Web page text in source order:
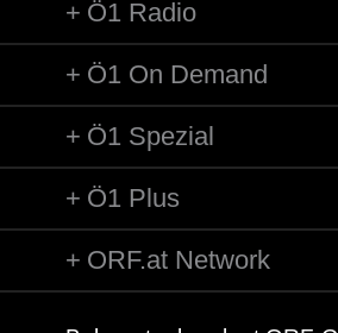
Ö1 Radio
Ö1 On Demand
Ö1 Spezial
Ö1 Plus
ORF.at Network